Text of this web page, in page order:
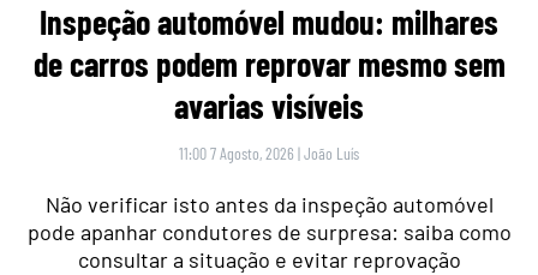
Inspeção automóvel mudou: milhares
de carros podem reprovar mesmo sem
avarias visíveis
11:00 7 Agosto, 2026 |João Luís
Não verificar isto antes da inspeção automóvel
pode apanhar condutores de surpresa: saiba como
consultar a situação e evitar reprovação